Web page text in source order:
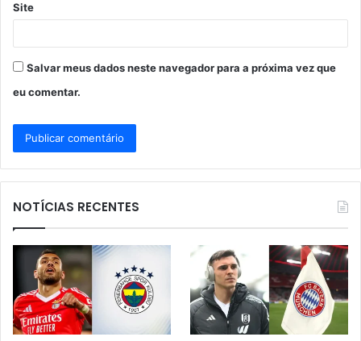
Site
Salvar meus dados neste navegador para a próxima vez que
eu comentar.
NOTÍCIAS RECENTES